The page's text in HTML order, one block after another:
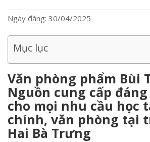
Ngày đăng: 30/04/2025
Mục lục
Văn phòng phẩm Bùi
Nguồn cung cấp
cho mọi nhu cầu học
chính, văn phòng tại
Hai Bà Trưng